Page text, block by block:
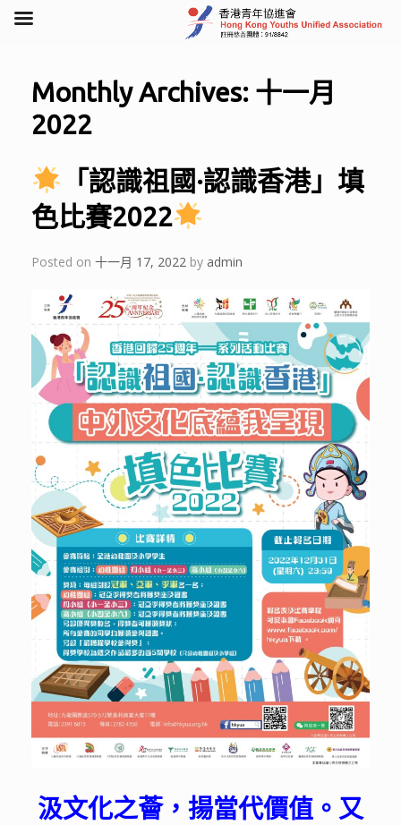
contentMonthly Archives: 十一月
2022
「認識祖國·認識香港」填
色比賽2022
Posted on 十一月 17, 2022 by admin
汲文化之薈，揚當代價值。又